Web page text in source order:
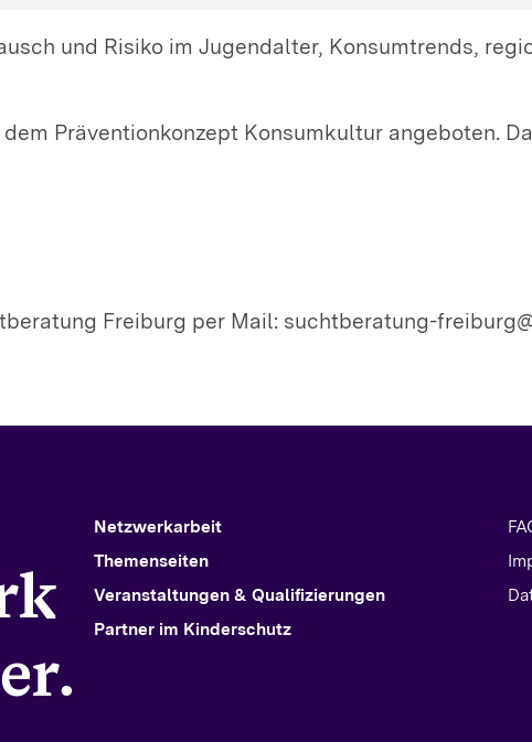
und Risiko im Jugendalter, Konsumtrends,
Präventionkonzept Konsumkultur angeboten.
Freiburg per Mail: suchtberatung-
Netzwerkarbeit
Themenseiten
Veranstaltungen & Qualifizierungen
Partner im Kinderschutz